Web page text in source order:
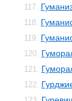
117.
118.
119.
120.
121.
122.